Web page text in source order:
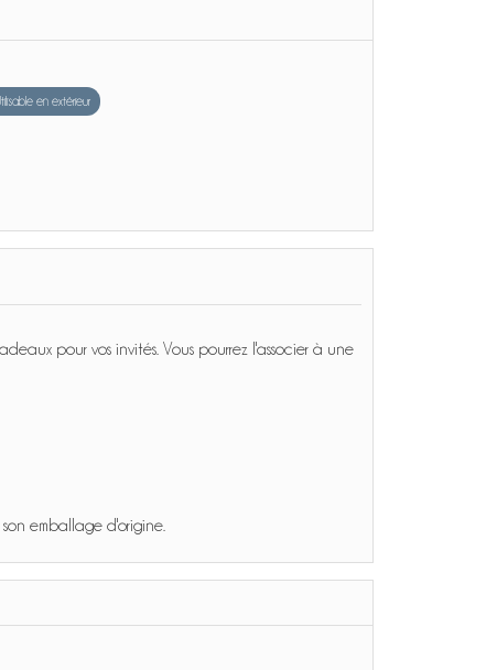
en extérieur
pour vos invités. Vous pourrez l'associer à une
emballage d'origine.